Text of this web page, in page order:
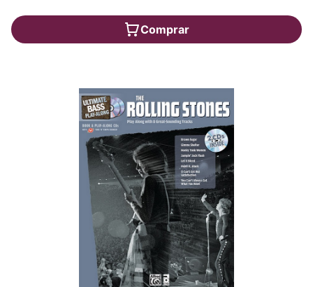
Comprar